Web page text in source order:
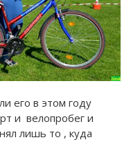
его в этом году
и велопробег и
лишь то , куда